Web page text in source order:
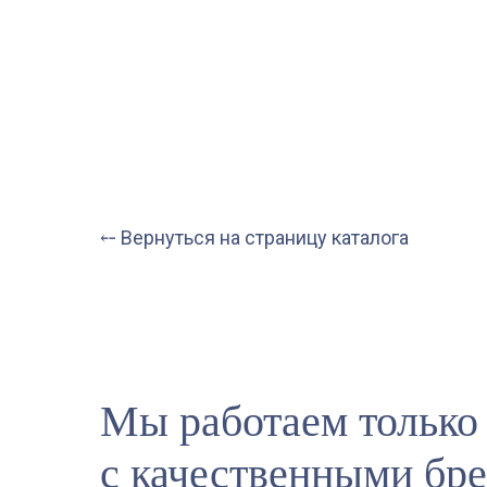
⤌ Вернуться на страницу каталога
Мы работаем только
с качественными